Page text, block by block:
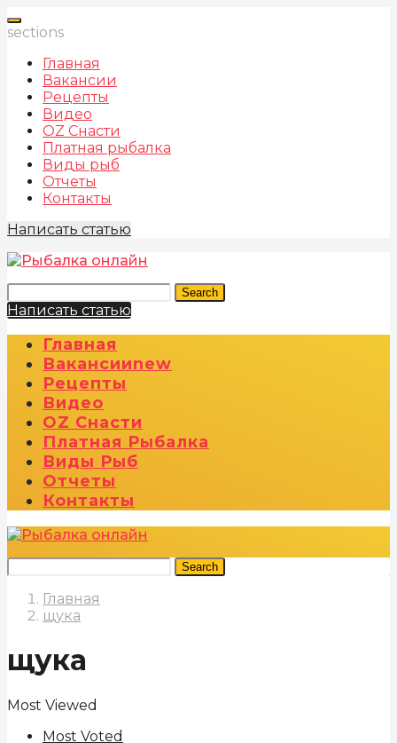
sections
Главная
Вакансии
Рецепты
Видео
OZ Снасти
Платная рыбалка
Виды рыб
Отчеты
Контакты
Написать статью
Search
Написать статью
Главная
ВакансииNew
Рецепты
Видео
OZ Снасти
Платная Рыбалка
Виды Рыб
Отчеты
Контакты
Search
Главная
щука
щука
Most Viewed
Most Voted